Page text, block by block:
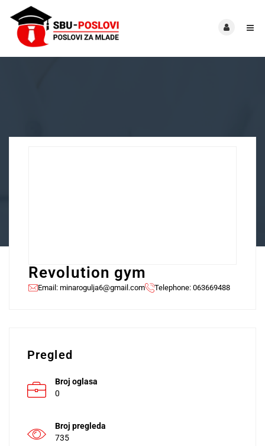
Revolution gym
Email: minarogulja6@gmail.com Telephone: 063669488
Pregled
Broj oglasa
0
Broj pregleda
735